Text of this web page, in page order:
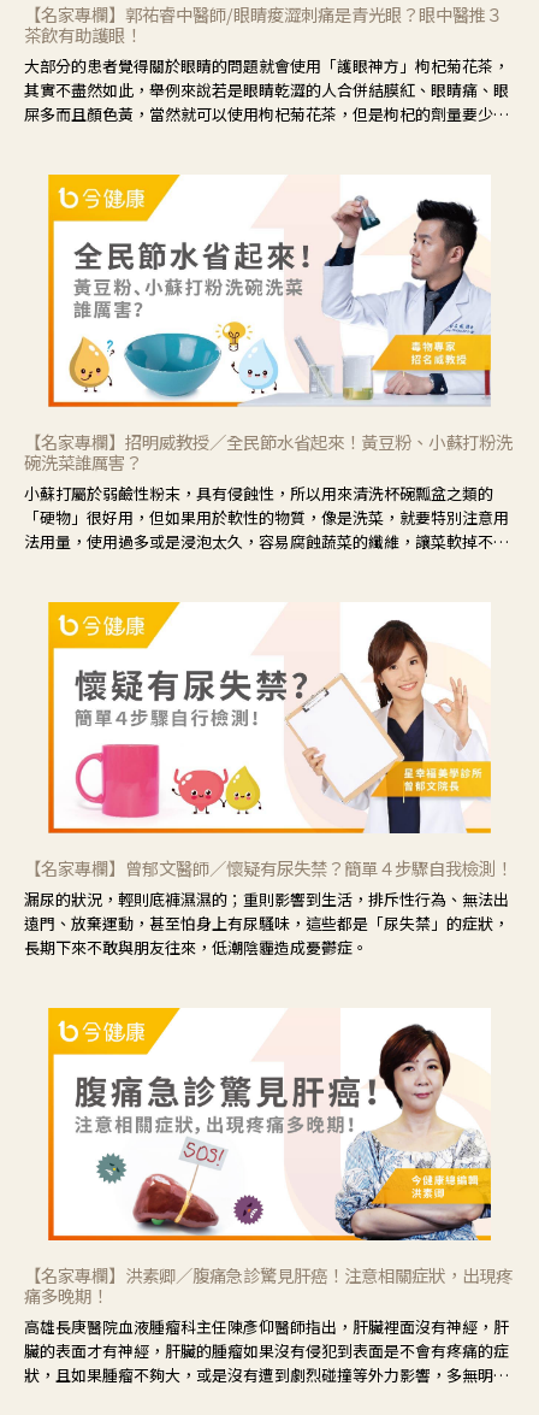
【名家專欄】郭祐睿中醫師/眼睛痠澀刺痛是青光眼？眼中醫推３
茶飲有助護眼！
大部分的患者覺得關於眼睛的問題就會使用「護眼神方」枸杞菊花茶，
其實不盡然如此，舉例來說若是眼睛乾澀的人合併結膜紅、眼睛痛、眼
屎多而且顏色黃，當然就可以使用枸杞菊花茶，但是枸杞的劑量要少，
候就要使用菊花、金銀花來治療；假如單純的眼睛乾澀，結膜沒有紅，
眼睛周圍沒有眼屎，這種情況是屬於「陰虛」，就可以使用枸杞、蓮
藕、麥門冬、山藥等比較滋潤的藥材，效果就更顯著。
【名家專欄】招明威教授／全民節水省起來！黃豆粉、小蘇打粉洗
碗洗菜誰厲害？
小蘇打屬於弱鹼性粉末，具有侵蝕性，所以用來清洗杯碗瓢盆之類的
「硬物」很好用，但如果用於軟性的物質，像是洗菜，就要特別注意用
法用量，使用過多或是浸泡太久，容易腐蝕蔬菜的纖維，讓菜軟掉不清
【名家專欄】曾郁文醫師／懷疑有尿失禁？簡單４步驟自我檢測！
漏尿的狀況，輕則底褲濕濕的；重則影響到生活，排斥性行為、無法出
遠門、放棄運動，甚至怕身上有尿騷味，這些都是「尿失禁」的症狀，
長期下來不敢與朋友往來，低潮陰霾造成憂鬱症。
【名家專欄】洪素卿／腹痛急診驚見肝癌！注意相關症狀，出現疼
痛多晚期！
高雄長庚醫院血液腫瘤科主任陳彥仰醫師指出，肝臟裡面沒有神經，肝
臟的表面才有神經，肝臟的腫瘤如果沒有侵犯到表面是不會有疼痛的症
狀，且如果腫瘤不夠大，或是沒有遭到劇烈碰撞等外力影響，多無明顯